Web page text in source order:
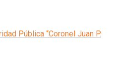
Pública “Coronel Juan P.